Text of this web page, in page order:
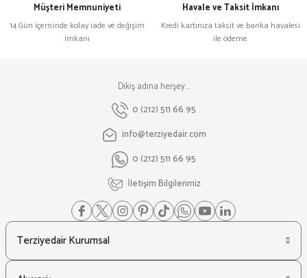
Müşteri Memnuniyeti
14 Gün içerisinde kolay iade ve değişim
imkanı
Havale ve Taksit İmkanı
Kredi kartınıza taksit ve banka havalesi
ile ödeme
Dikiş adına herşey...
0 (212) 511 66 95
info@terziyedair.com
0 (212) 511 66 95
İletişim Bilgilerimiz
Terziyedair Kurumsal